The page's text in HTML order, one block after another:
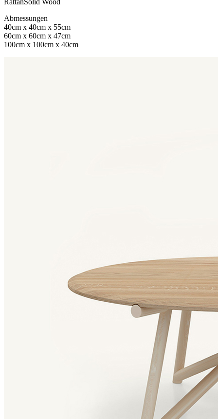
RattanSolid Wood
Abmessungen
40cm x 40cm x 55cm
60cm x 60cm x 47cm
100cm x 100cm x 40cm